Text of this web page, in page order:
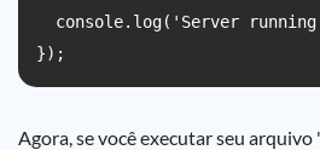
console.log('Server
Agora, se você executar seu